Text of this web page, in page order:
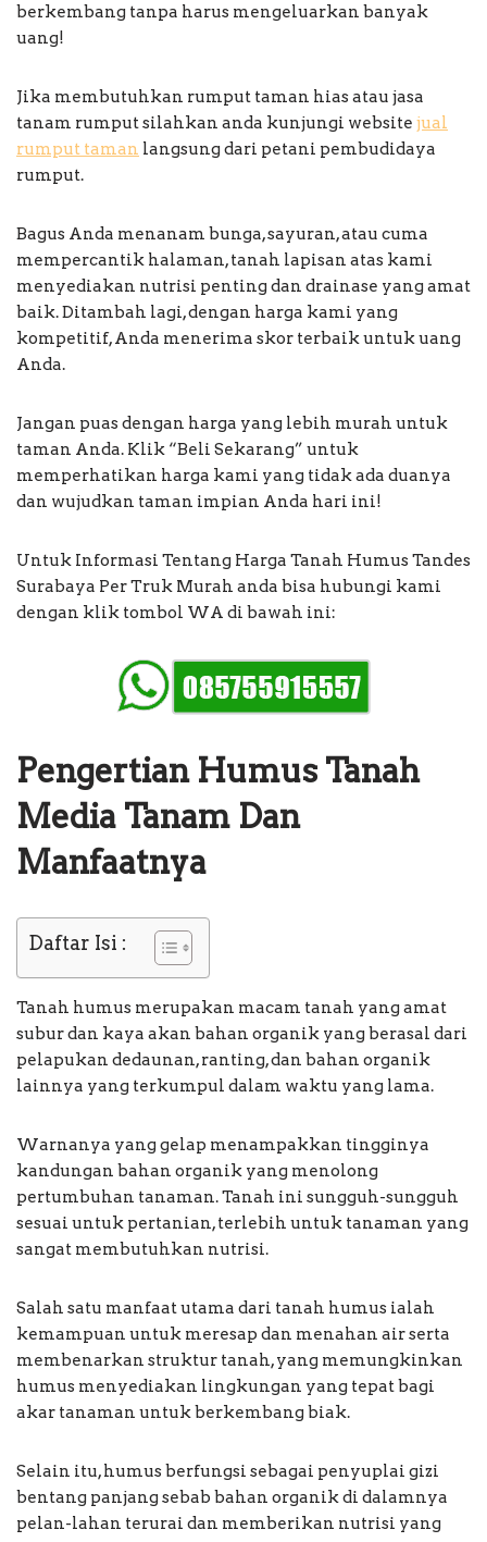
berkembang tanpa harus mengeluarkan banyak
uang!
Jika membutuhkan rumput taman hias atau jasa
tanam rumput silahkan anda kunjungi website jual
rumput taman langsung dari petani pembudidaya
rumput.
Bagus Anda menanam bunga, sayuran, atau cuma
mempercantik halaman, tanah lapisan atas kami
menyediakan nutrisi penting dan drainase yang amat
baik. Ditambah lagi, dengan harga kami yang
kompetitif, Anda menerima skor terbaik untuk uang
Anda.
Jangan puas dengan harga yang lebih murah untuk
taman Anda. Klik “Beli Sekarang” untuk
memperhatikan harga kami yang tidak ada duanya
dan wujudkan taman impian Anda hari ini!
Untuk Informasi Tentang Harga Tanah Humus Tandes
Surabaya Per Truk Murah anda bisa hubungi kami
dengan klik tombol WA di bawah ini:
Pengertian Humus Tanah
Media Tanam Dan
Manfaatnya
Daftar Isi :
Tanah humus merupakan macam tanah yang amat
subur dan kaya akan bahan organik yang berasal dari
pelapukan dedaunan, ranting, dan bahan organik
lainnya yang terkumpul dalam waktu yang lama.
Warnanya yang gelap menampakkan tingginya
kandungan bahan organik yang menolong
pertumbuhan tanaman. Tanah ini sungguh-sungguh
sesuai untuk pertanian, terlebih untuk tanaman yang
sangat membutuhkan nutrisi.
Salah satu manfaat utama dari tanah humus ialah
kemampuan untuk meresap dan menahan air serta
membenarkan struktur tanah, yang memungkinkan
humus menyediakan lingkungan yang tepat bagi
akar tanaman untuk berkembang biak.
Selain itu, humus berfungsi sebagai penyuplai gizi
bentang panjang sebab bahan organik di dalamnya
pelan-lahan terurai dan memberikan nutrisi yang